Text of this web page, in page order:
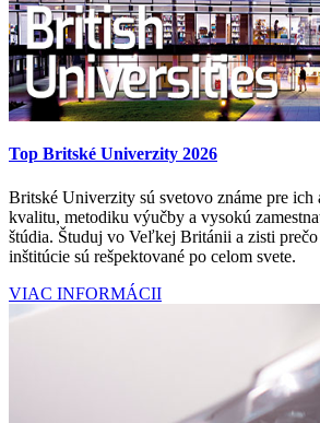
Top Britské Univerzity 2026
Britské Univerzity sú svetovo známe pre ich
kvalitu, metodiku výučby a vysokú
štúdia. Študuj vo Veľkej Británii a zisti
inštitúcie sú rešpektované po celom svete.
VIAC INFORMÁCII